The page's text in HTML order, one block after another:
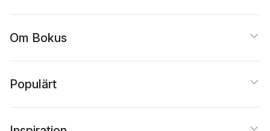
Om Bokus
Populärt